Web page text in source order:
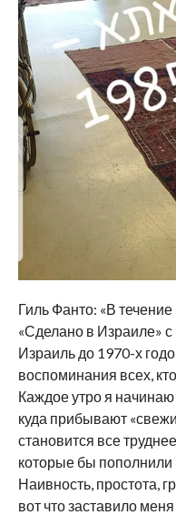
Гиль Фанто: «В
«Сделано в Израиле»
Израиль до 1970-х
воспоминания всех,
Каждое утро я
куда прибывают
становится все
которые бы
Наивность, простота,
вот что заставило